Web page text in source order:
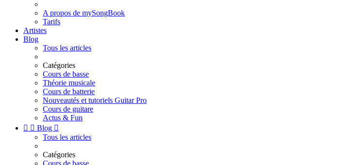
A propos de mySongBook
Tarifs
Artistes
Blog
Tous les articles
Catégories
Cours de basse
Théorie musicale
Cours de batterie
Nouveautés et tutoriels Guitar Pro
Cours de guitare
Actus & Fun
  Blog 
Tous les articles
Catégories
Cours de basse